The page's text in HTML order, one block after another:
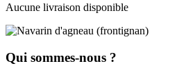
Aucune livraison disponible
Qui sommes-nous ?